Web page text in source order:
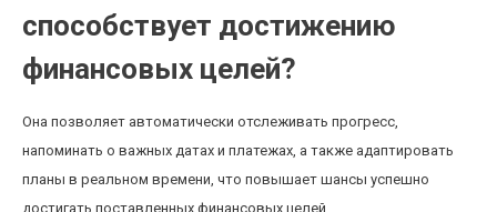
способствует достижению
финансовых целей?
Она позволяет автоматически отслеживать прогресс,
напоминать о важных датах и платежах, а также адаптировать
планы в реальном времени, что повышает шансы успешно
достигать поставленных финансовых целей.